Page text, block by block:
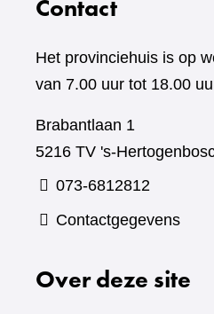
Contact
Het provinciehuis is op
van 7.00 uur tot 18.00
Brabantlaan 1
5216 TV 's-
073-6812812
Contactgegevens
Over deze site